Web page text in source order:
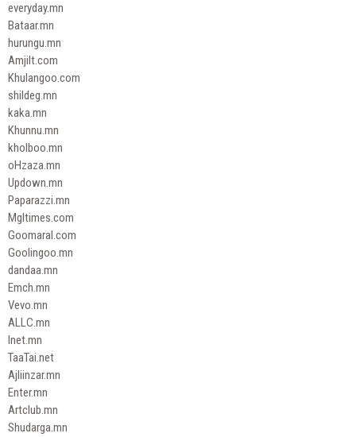
everyday.mn
Bataar.mn
hurungu.mn
Amjilt.com
Khulangoo.com
shildeg.mn
kaka.mn
Khunnu.mn
kholboo.mn
oHzaza.mn
Updown.mn
Paparazzi.mn
Mgltimes.com
Goomaral.com
Goolingoo.mn
dandaa.mn
Emch.mn
Vevo.mn
ALLC.mn
Inet.mn
TaaTai.net
Ajliinzar.mn
Enter.mn
Artclub.mn
Shudarga.mn